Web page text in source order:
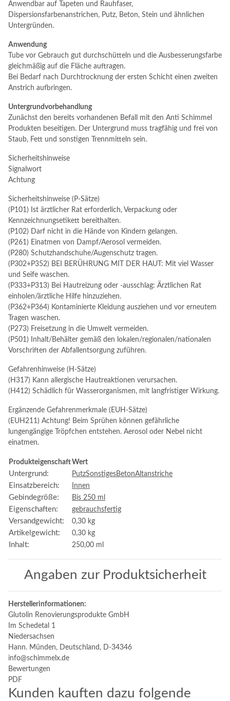
Anwendbar auf Tapeten und Rauhfaser,
Dispersionsfarbenanstrichen, Putz, Beton, Stein und ähnlichen
Untergründen.
Anwendung
Tube vor Gebrauch gut durchschütteln und die Ausbesserungsfarbe
gleichmäßig auf die Fläche auftragen.
Bei Bedarf nach Durchtrocknung der ersten Schicht einen zweiten
Anstrich aufbringen.
Untergrundvorbehandlung
Zunächst den bereits vorhandenen Befall mit den Anti Schimmel
Produkten beseitigen. Der Untergrund muss tragfähig und frei von
Staub, Fett und sonstigen Trennmitteln sein.
Sicherheitshinweise
Signalwort
Achtung
Sicherheitshinweise (P-Sätze)
(P101) Ist ärztlicher Rat erforderlich, Verpackung oder
Kennzeichnungsetikett bereithalten.
(P102) Darf nicht in die Hände von Kindern gelangen.
(P261) Einatmen von Dampf/Aerosol vermeiden.
(P280) Schutzhandschuhe/Augenschutz tragen.
(P302+P352) BEI BERÜHRUNG MIT DER HAUT: Mit viel Wasser
und Seife waschen.
(P333+P313) Bei Hautreizung oder -ausschlag: Ärztlichen Rat
einholen/ärztliche Hilfe hinzuziehen.
(P362+P364) Kontaminierte Kleidung ausziehen und vor erneutem
Tragen waschen.
(P273) Freisetzung in die Umwelt vermeiden.
(P501) Inhalt/Behälter gemäß den lokalen/regionalen/nationalen
Vorschriften der Abfallentsorgung zuführen.
Gefahrenhinweise (H-Sätze)
(H317) Kann allergische Hautreaktionen verursachen.
(H412) Schädlich für Wasserorganismen, mit langfristiger Wirkung.
Ergänzende Gefahrenmerkmale (EUH-Sätze)
(EUH211) Achtung! Beim Sprühen können gefährliche
lungengängige Tröpfchen entstehen. Aerosol oder Nebel nicht
einatmen.
ProdukteigenschaftWert
Untergrund: PutzSonstigesBetonAltanstriche
Einsatzbereich: Innen
Gebindegröße: Bis 250 ml
Eigenschaften: gebrauchsfertig
Versandgewicht: 0,30 kg
Artikelgewicht: 0,30 kg
Inhalt: 250,00 ml
Angaben zur Produktsicherheit
Herstellerinformationen:
Glutolin Renovierungsprodukte GmbH
Im Schedetal 1
Niedersachsen
Hann. Münden, Deutschland, D-34346
info@schimmelx.de
Bewertungen
PDF
Kunden kauften dazu folgende